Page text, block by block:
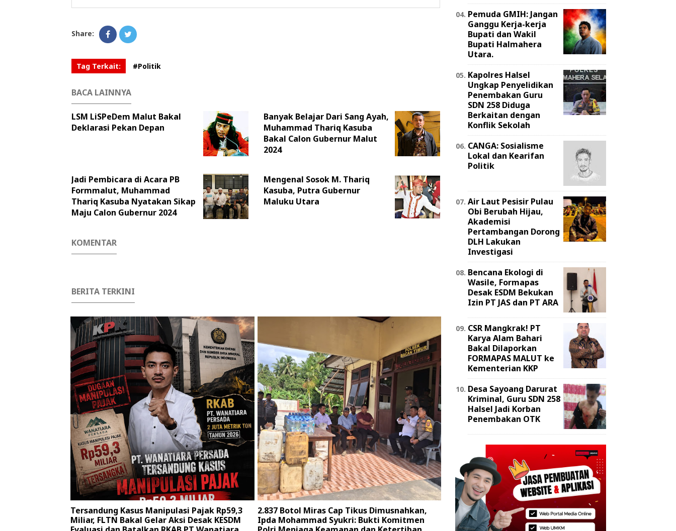
Share:
Tag Terkait: #Politik
BACA LAINNYA
LSM LiSPeDem Malut Bakal
Deklarasi Pekan Depan
Banyak Belajar Dari Sang Ayah,
Muhammad Thariq Kasuba
Bakal Calon Gubernur Malut
2024
Jadi Pembicara di Acara PB
Formmalut, Muhammad
Thariq Kasuba Nyatakan Sikap
Maju Calon Gubernur 2024
Mengenal Sosok M. Thariq
Kasuba, Putra Gubernur
Maluku Utara
KOMENTAR
BERITA TERKINI
Tersandung Kasus Manipulasi Pajak Rp59,3
Miliar, FLTN Bakal Gelar Aksi Desak KESDM
2.837 Botol Miras Cap Tikus Dimusnahkan,
Ipda Mohammad Syukri: Bukti Komitmen
Pemuda GMIH: Jangan
Ganggu Kerja-kerja
Bupati dan Wakil
Bupati Halmahera
Utara.
Kapolres Halsel
Ungkap Penyelidikan
Penembakan Guru
SDN 258 Diduga
Berkaitan dengan
Konflik Sekolah
CANGA: Sosialisme
Lokal dan Kearifan
Politik
Air Laut Pesisir Pulau
Obi Berubah Hijau,
Akademisi
Pertambangan Dorong
DLH Lakukan
Investigasi
Bencana Ekologi di
Wasile, Formapas
Desak ESDM Bekukan
Izin PT JAS dan PT ARA
‎CSR Mangkrak! PT
Karya Alam Bahari
Bakal Dilaporkan
FORMAPAS MALUT ke
Kementerian KKP
Desa Sayoang Darurat
Kriminal, Guru SDN 258
Halsel Jadi Korban
Penembakan OTK